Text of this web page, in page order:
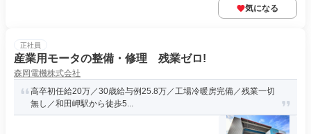
気になる
正社員
産業用モータの整備・修理 残業ゼロ!
森岡電機株式会社
高卒初任給20万／30歳給与例25.8万／工場冷暖房完備／残業一切
無し／和田岬駅から徒歩5...